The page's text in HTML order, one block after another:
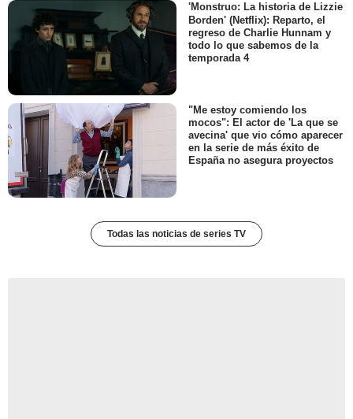
'Monstruo: La historia de Lizzie
Borden' (Netflix): Reparto, el
regreso de Charlie Hunnam y
todo lo que sabemos de la
temporada 4
"Me estoy comiendo los
mocos": El actor de 'La que se
avecina' que vio cómo aparecer
en la serie de más éxito de
España no asegura proyectos
Todas las noticias de series TV